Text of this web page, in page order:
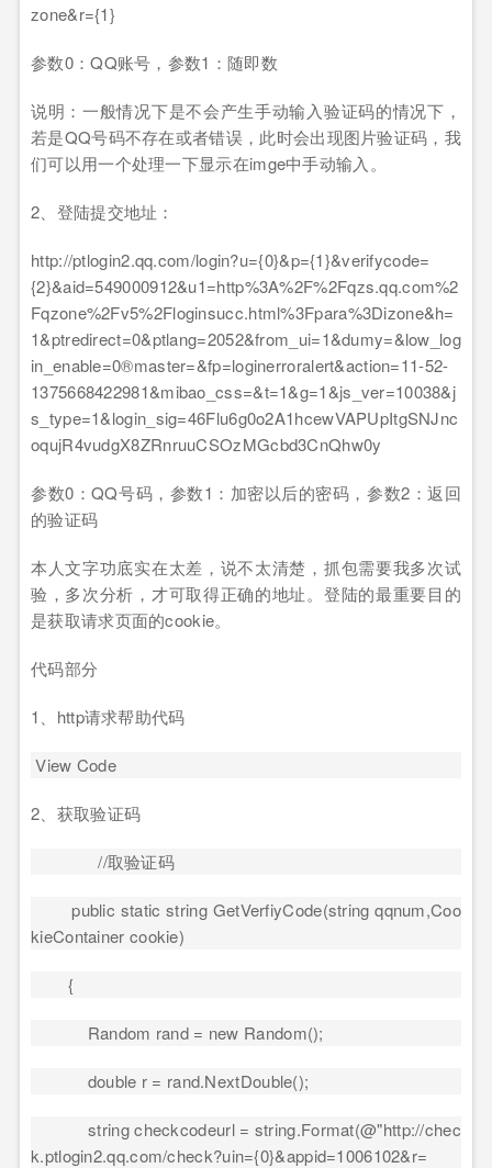
zone&r={1}
参数0：QQ账号，参数1 ：随即数
说明：一般情况下是不会产生手动输入验证码的情况下，
若是QQ号码不存在或者错误，此时会出现图片验证码，我
们可以用一个处理一下显示在imge中手动输入。
2 、登陆提交地址：
http://ptlogin2.qq.com/login?u={0}&p={1}&verifycode=
{2}&aid=549000912&u1=http%3A%2F%2Fqzs.qq.com%2
Fqzone%2Fv5%2Floginsucc.html%3Fpara%3Dizone&h=
1&ptredirect=0&ptlang=2052&from_ui=1&dumy=&low_log
in_enable=0®master=&fp=loginerroralert&action=11-52-
1375668422981&mibao_css=&t=1&g=1&js_ver=10038&j
s_type=1&login_sig=46Flu6g0o2A1hcewVAPUpItgSNJnc
oqujR4vudgX8ZRnruuCSOzMGcbd3CnQhw0y
参数0 ：QQ号码，参数1 ：加密以后的密码，参数2 ：返回
的验证码
本人文字功底实在太差，说不太清楚，抓包需要我多次试
验，多次分析，才可取得正确的地址。登陆的最重要目的
是获取请求页面的cookie。
代码部分
1 http请求帮助代码
View Code
2 、获取验证码
//取验证码
public static string GetVerfiyCode(string qqnum,Coo
kieContainer cookie)
{
Random rand = new Random();
double r = rand.NextDouble();
string checkcodeurl = string.Format(@"http://chec
k.ptlogin2.qq.com/check?uin={0}&appid=1006102&r=